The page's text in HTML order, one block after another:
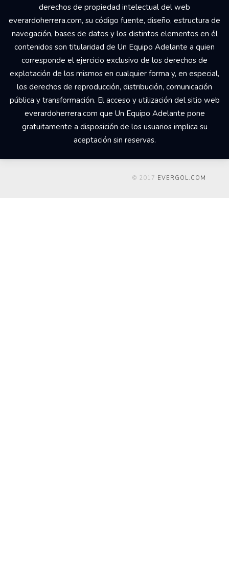
derechos de propiedad intelectual del web
everardoherrera.com, su código fuente, diseño, estructura de
navegación, bases de datos y los distintos elementos en él
contenidos son titularidad de Un Equipo Adelante a quien
corresponde el ejercicio exclusivo de los derechos de
explotación de los mismos en cualquier forma y, en especial,
los derechos de reproducción, distribución, comunicación
pública y transformación. El acceso y utilización del sitio web
everardoherrera.com que Un Equipo Adelante pone
gratuitamente a disposición de los usuarios implica su
aceptación sin reservas.
© 2017 EVERGOL.COM